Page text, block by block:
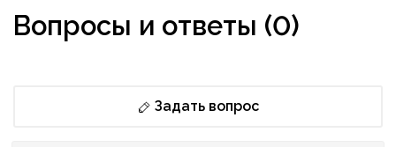
Вопросы и ответы (0)
Задать вопрос